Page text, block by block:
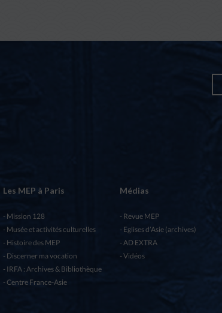
Les MEP à Paris
Mission 128
Musée et activités culturelles
Histoire des MEP
Discerner ma vocation
IRFA : Archives & Bibliothèque
Centre France-Asie
Médias
Revue MEP
Eglises d’Asie (archives)
AD EXTRA
Vidéos